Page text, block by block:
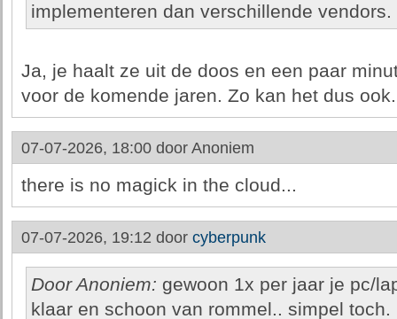
implementeren dan verschillende vendors.
Ja, je haalt ze uit de doos en een paar
voor de komende jaren. Zo kan het dus ook.
07-07-2026, 18:00 door Anoniem
there is no magick in the cloud...
07-07-2026, 19:12 door cyberpunk
Door Anoniem: gewoon 1x per jaar je pc/
klaar en schoon van rommel.. simpel toch.